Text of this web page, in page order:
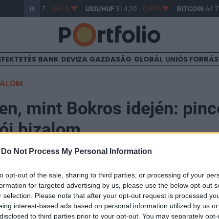
Do Not Process My Personal Information
opt-out of the sale, sharing to third parties, or processing of your
for targeted advertising by us, please use the below opt-out
selection. Please note that after your opt-out request is processed
interest-based ads based on personal information utilized by us
to third parties prior to your opt-out. You may separately
363,17 -0,61% USD/HUF 314,20 -0,87% BITCOIN64
BANK DEVIZA GAZDASÁG GLOBÁL UNIÓS
mint Bokros idején:
bizalom
óta rohamosan romló GKI konjunktúra-index az idei
kezdte - olvasható a GKI Gazdaságkutató Zrt.